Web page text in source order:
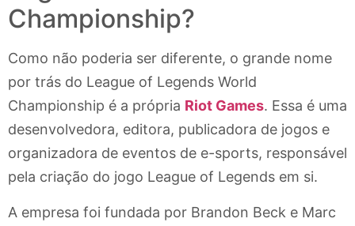
Championship?
Como não poderia ser diferente, o grande nome
por trás do League of Legends World
Championship é a própria Riot Games. Essa é uma
desenvolvedora, editora, publicadora de jogos e
organizadora de eventos de e-sports, responsável
pela criação do jogo League of Legends em si.
A empresa foi fundada por Brandon Beck e Marc